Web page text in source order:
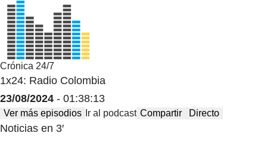
Crónica 24/7
1x24: Radio Colombia
23/08/2024 - 01:38:13
Ver más episodios Ir al podcast Compartir Directo
Noticias en 3′